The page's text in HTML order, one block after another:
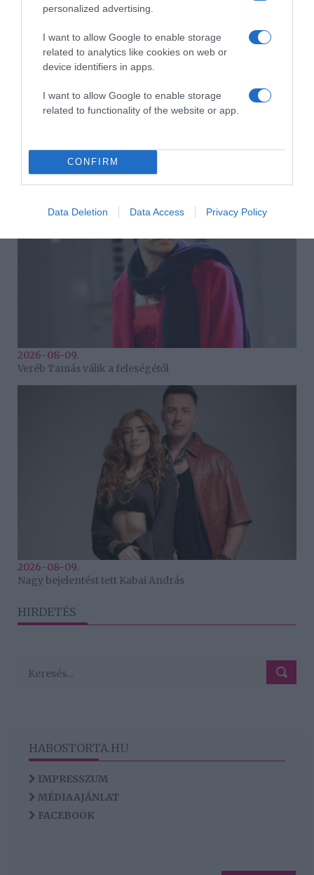
personalized advertising.
I want to allow Google to enable storage
related to analytics like cookies on web or
device identifiers in apps.
I want to allow Google to enable storage
related to functionality of the website or app.
CONFIRM
Data Deletion Data Access Privacy Policy
Ha izzadsz, erre a 3 létfontosságú elemre van szükség
2026-08-09.
Veréb Tamás válik a feleségétől
2026-08-09.
Nagy bejelentést tett Kabai András
HIRDETÉS
HABOSTORTA.HU
IMPRESSZUM
MÉDIAAJÁNLAT
FACEBOOK